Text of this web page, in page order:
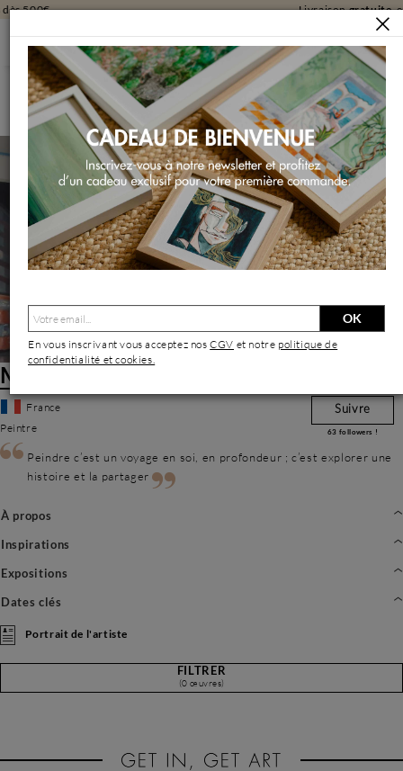
Livraisongratuiteen galerie
ARTISTES MARTIN LAURENT
Martin Laurent | Artiste Contemporain : Oeuvres & Biographie
Martin Laurent
France
Peintre
Suivre
63 followers !
Peindre c’est un voyage en soi, en profondeur ; c’est explorer une
histoire et la partager
À propos
Inspirations
Expositions
Dates clés
Portrait de l'artiste
FILTRER
(0 œuvres)
OK
En vous inscrivant vous acceptez nosCGV et notre politique de
confidentialité et cookies.